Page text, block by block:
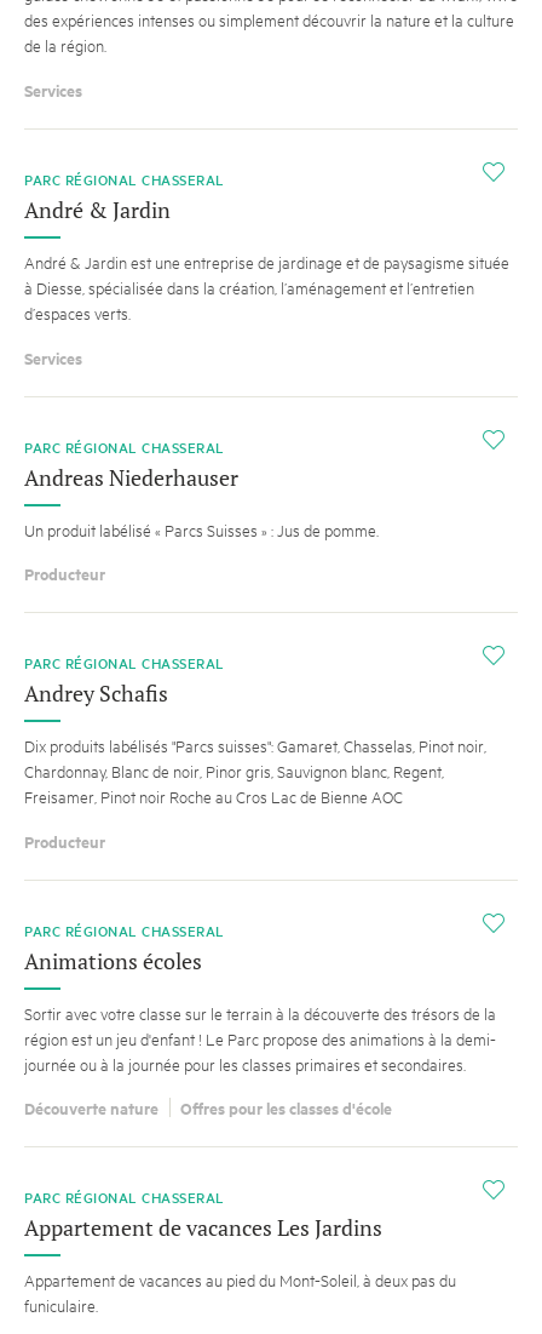
des expériences intenses ou simplement découvrir la nature et la culture
de la région.
Services
i
PARC RÉGIONAL CHASSERAL
André & Jardin
André & Jardin est une entreprise de jardinage et de paysagisme située
à Diesse, spécialisée dans la création, l’aménagement et l’entretien
d’espaces verts.
Services
i
PARC RÉGIONAL CHASSERAL
Andreas Niederhauser
Un produit labélisé « Parcs Suisses » : Jus de pomme.
Producteur
i
PARC RÉGIONAL CHASSERAL
Andrey Schafis
Dix produits labélisés "Parcs suisses": Gamaret, Chasselas, Pinot noir,
Chardonnay, Blanc de noir, Pinor gris, Sauvignon blanc, Regent,
Freisamer, Pinot noir Roche au Cros Lac de Bienne AOC
Producteur
i
PARC RÉGIONAL CHASSERAL
Animations écoles
Sortir avec votre classe sur le terrain à la découverte des trésors de la
région est un jeu d'enfant ! Le Parc propose des animations à la demi-
journée ou à la journée pour les classes primaires et secondaires.
Découverte nature Offres pour les classes d'école
i
PARC RÉGIONAL CHASSERAL
Appartement de vacances Les Jardins
Appartement de vacances au pied du Mont-Soleil, à deux pas du
funiculaire.